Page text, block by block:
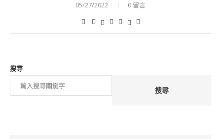
05/27/2022 0 留言
搜尋
搜尋